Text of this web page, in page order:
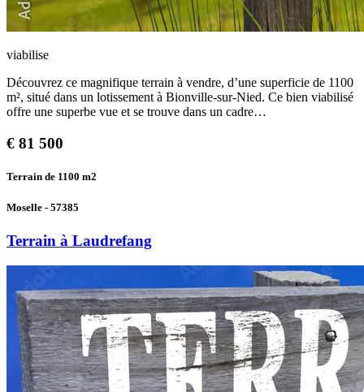
viabilise
Découvrez ce magnifique terrain à vendre, d’une superficie de 1100
m², situé dans un lotissement à Bionville-sur-Nied. Ce bien viabilisé
offre une superbe vue et se trouve dans un cadre…
€ 81 500
Terrain de 1100 m2
Moselle - 57385
Terrain à Laudrefang